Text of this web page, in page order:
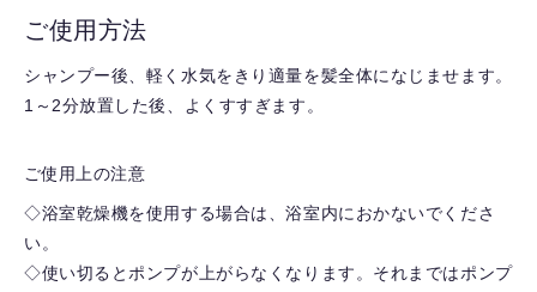
ご使用方法
シャンプー後、軽く水気をきり適量を髪全体になじませます。
1～2分放置した後、よくすすぎます。
ご使用上の注意
◇浴室乾燥機を使用する場合は、浴室内におかないでくださ
い。
◇使い切るとポンプが上がらなくなります。それまではポンプ